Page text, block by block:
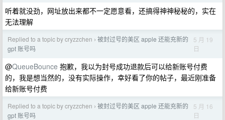
听着就没劲，网址放出来都不一定愿意看，还搞得神神秘秘的，实在
无法理解
Replied to a topic by cryzzchen › 被封过号的美区 apple 还能充新的
gpt 账号吗
5 月 19
日
@QueueBounce 抱歉，我以为封号成功退款后可以给新账号付费
的，我是想当然的，没有实际操作，幸好看了你的帖子，最近刚准备
给新账号付费
Replied to a topic by cryzzchen › 被封过号的美区 apple 还能充新的
gpt 账号吗
5 月 16
日